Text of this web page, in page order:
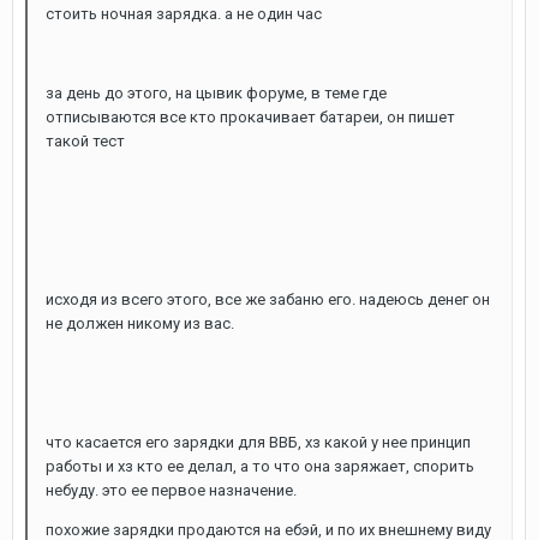
стоить ночная зарядка. а не один час
за день до этого, на цывик форуме, в теме где
отписываются все кто прокачивает батареи, он пишет
такой тест
исходя из всего этого, все же забаню его. надеюсь денег он
не должен никому из вас.
что касается его зарядки для ВВБ, хз какой у нее принцип
работы и хз кто ее делал, а то что она заряжает, спорить
небуду. это ее первое назначение.
похожие зарядки продаются на ебэй, и по их внешнему виду